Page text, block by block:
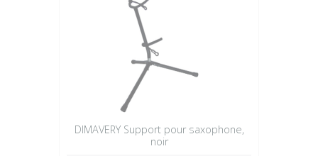
DIMAVERY Support pour saxophone,
noir